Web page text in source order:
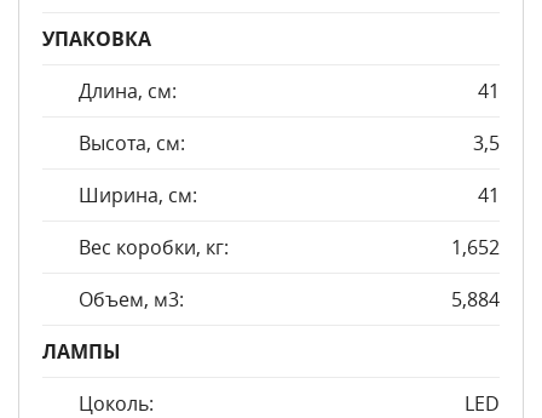
УПАКОВКА
Длина, см:
41
Высота, см:
3,5
Ширина, см:
41
Вес коробки, кг:
1,652
Объем, м3:
5,884
ЛАМПЫ
Цоколь:
LED